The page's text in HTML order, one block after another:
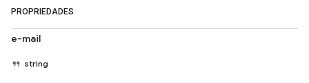
PROPRIEDADES
e-mail
string